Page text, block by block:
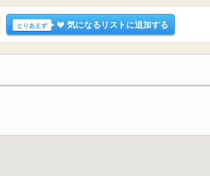
とりあえず 気になるリストに追加する